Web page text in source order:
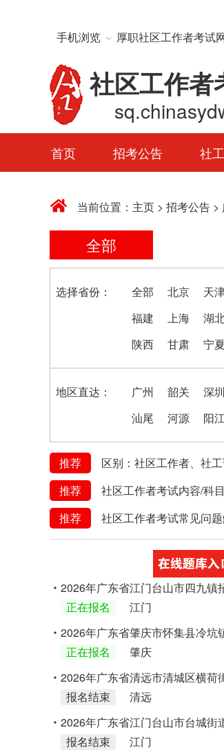
手机浏览 厚职社区工作者考试
社区工作者
首页 招考公告 社
当前位置： 主页 > 招考公告 >
全部
选择省份： 全部 北京 天
福建
上海 湖
陕西
甘肃 宁夏
地区直达： 广州 韶关 深圳
汕尾
河源 阳
推荐
区别：社区工作者、社
推荐
社区工作者考试内容/科目
推荐
社区工作者考试常见问
2026年广东省江门台山市四九镇
正在报名
江门
2026年广东省肇庆市怀集县冷
正在报名
肇庆
2026年广东省清远市清城区横
报名结束
清远
2026年广东省江门台山市台城
报名结束
江门